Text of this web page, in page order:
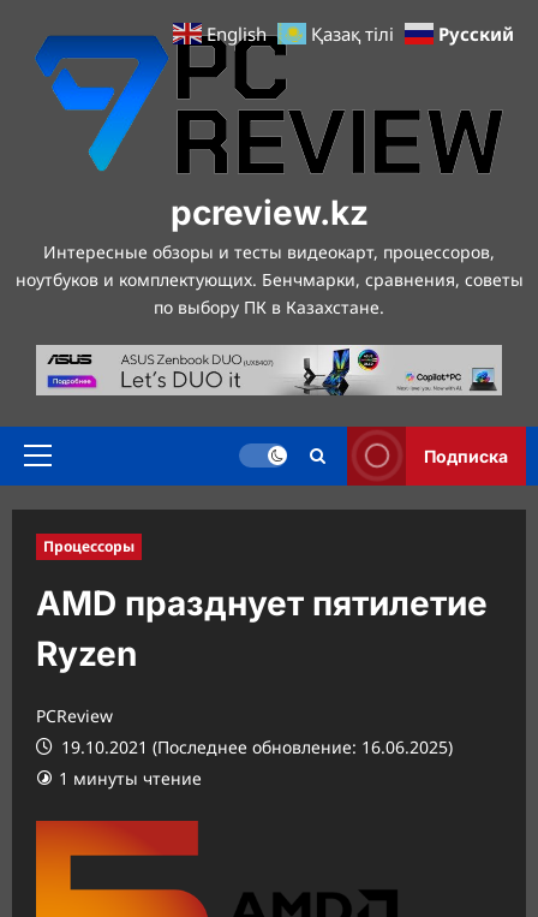
содержимому
pcreview.kz
Интересные обзоры и тесты видеокарт, процессоров,
ноутбуков и комплектующих. Бенчмарки, сравнения, советы
по выбору ПК в Казахстане.
Основное
Подписка
Процессоры
AMD празднует пятилетие
Ryzen
PCReview
19.10.2021 (Последнее обновление: 16.06.2025)
1 минуты чтение
English Қазақ тілі Русский